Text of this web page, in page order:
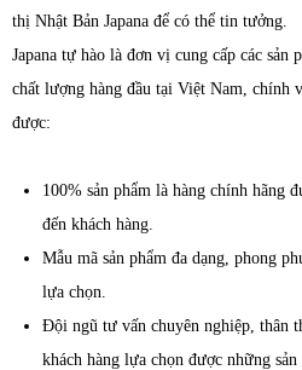
thị Nhật Bản Japana để có thể tin tưởng.
Japana tự hào là đơn vị cung cấp các
chất lượng hàng đầu tại Việt Nam, chính
được:
100% sản phẩm là hàng chính hãng
đến khách hàng.
Mẫu mã sản phẩm đa dạng, phong
lựa chọn.
Đội ngũ tư vấn chuyên nghiệp, thân
khách hàng lựa chọn được những